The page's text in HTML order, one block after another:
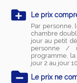
Le prix
Par personne,
chambre
jour au petit
personne /
programme,
jour 2 au jour
Le prix ne